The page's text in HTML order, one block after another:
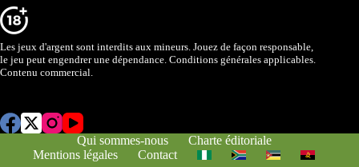
Les jeux d'argent sont interdits aux mineurs. Jouez de façon responsable,
le jeu peut engendrer une dépendance. Conditions générales applicables.
Contenu commercial.
Qui sommes-nous
Charte éditoriale
Mentions légales
Contact